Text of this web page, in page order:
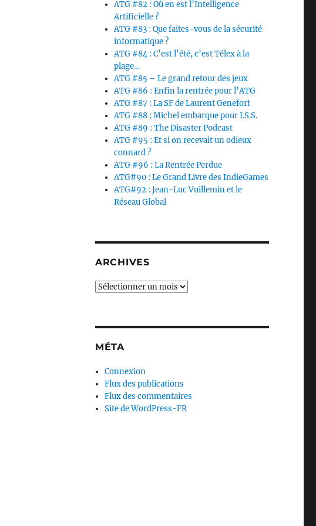
ATG #82 : Où en est l’Intelligence
Artificielle ?
ATG #83 : Que faites-vous de la sécurité
informatique ?
ATG #84 : C’est l’été, c’est Télex à la
plage…
ATG #85 – Le grand retour des jeux
ATG #86 : Enfin la rentrée pour l’ATG
ATG #87 : La SF de Laurent Genefort
ATG #88 : Michel embarque pour I.S.S.
ATG #89 : The Disaster Podcast
ATG #95 : Et si on recevait un odieux
connard ?
ATG #96 : La Rentrée Perdue
ATG#90 : Le Grand Livre des IndieGames
ATG#92 : Jean-Luc Vuillemin et le
Réseau Global
ARCHIVES
Archives
MÉTA
Connexion
Flux des publications
Flux des commentaires
Site de WordPress-FR